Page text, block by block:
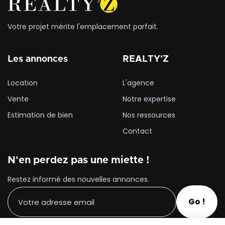
Votre projet mérite l'emplacement parfait.
Les annonces
Location
Vente
Estimation de bien
REALTY'Z
L'agence
Notre expertise
Nos ressources
Contact
N'en perdez pas une miette !
Restez informé des nouvelles annonces.